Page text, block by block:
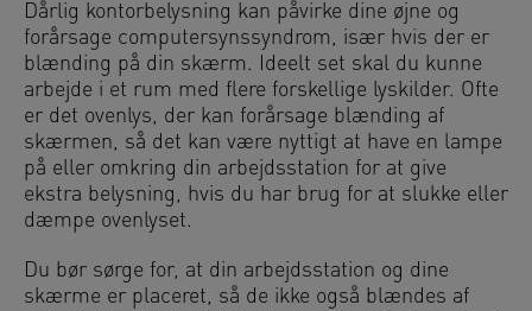
Dårlig kontorbelysning kan påvirke dine øjne og
forårsage computersynssyndrom, især hvis der er
blænding på din skærm. Ideelt set skal du kunne
arbejde i et rum med flere forskellige lyskilder. Ofte
er det ovenlys, der kan forårsage blænding af
skærmen, så det kan være nyttigt at have en lampe
på eller omkring din arbejdsstation for at give
ekstra belysning, hvis du har brug for at slukke eller
dæmpe ovenlyset.
Du bør sørge for, at din arbejdsstation og dine
skærme er placeret, så de ikke også blændes af